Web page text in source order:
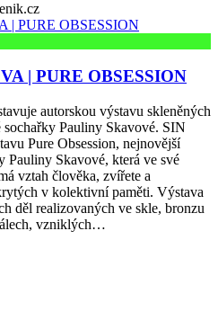
| PURE OBSESSION
autorskou výstavu skleněných
sochařky Pauliny Skavové. SIN
Pure Obsession, nejnovější
Pauliny Skavové, která ve své
vztah člověka, zvířete a
v kolektivní paměti. Výstava
děl realizovaných ve skle, bronzu
vzniklých…